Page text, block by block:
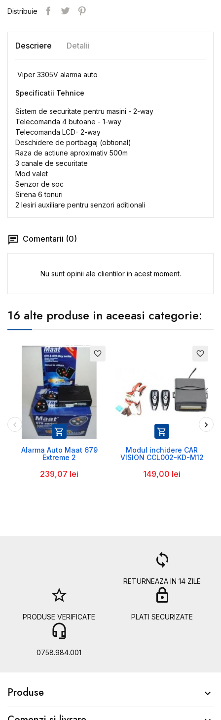
Distribuie
Descriere Detalii
Viper 3305V alarma auto
Specificatii Tehnice
Sistem de securitate pentru masini - 2-way
Telecomanda 4 butoane - 1-way
Telecomanda LCD- 2-way
Deschidere de portbagaj (obtional)
Raza de actiune aproximativ 500m
3 canale de securitate
Mod valet
Senzor de soc
Sirena 6 tonuri
2 Iesiri auxiliare pentru senzori aditionali
Comentarii (0)
Nu sunt opinii ale clientilor in acest moment.
16 alte produse in aceeasi categorie:
favorite_border

Alarma Auto Maat 679
Extreme 2
239,07 lei
favorite_border

Modul inchidere CAR
VISION CCL002-KD-M12
149,00 lei
loop
RETURNEAZA IN 14 ZILE
star_border
PRODUSE VERIFICATE
lock
PLATI SECURIZATE
headset_mic
0758.984.001
Produse 